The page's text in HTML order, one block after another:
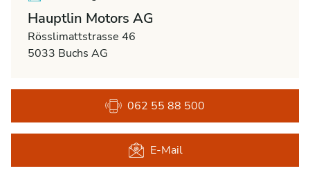
Hauptlin Motors AG
Rösslimattstrasse 46
5033 Buchs AG
062 55 88 500
E-Mail